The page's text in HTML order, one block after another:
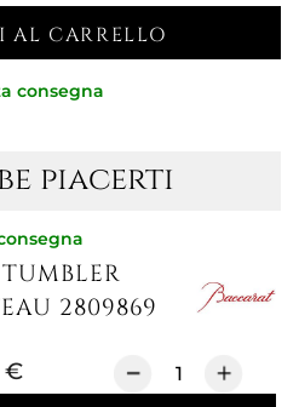
AL CARRELLO
consegna
piacerti
2809869
€